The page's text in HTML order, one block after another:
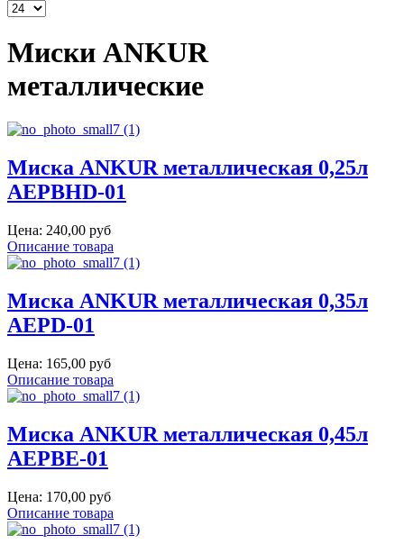
Миски ANKUR
металлические
Миска ANKUR металлическая 0,25л
AEPBHD-01
Цена: 240,00 руб
Описание товара
Миска ANKUR металлическая 0,35л
AEPD-01
Цена: 165,00 руб
Описание товара
Миска ANKUR металлическая 0,45л
AEPBE-01
Цена: 170,00 руб
Описание товара